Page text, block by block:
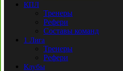
КПЛ
Тренеры
Рефери
Составы команд
1 Лига
Тренеры
Рефери
Клубы